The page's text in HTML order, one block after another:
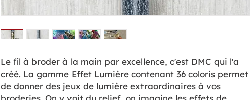
Le fil à broder à la main par excellence, c'est DMC qui l'a
créé. La gamme Effet Lumière contenant 36 coloris permet
de donner des jeux de lumière extraordinaires à vos